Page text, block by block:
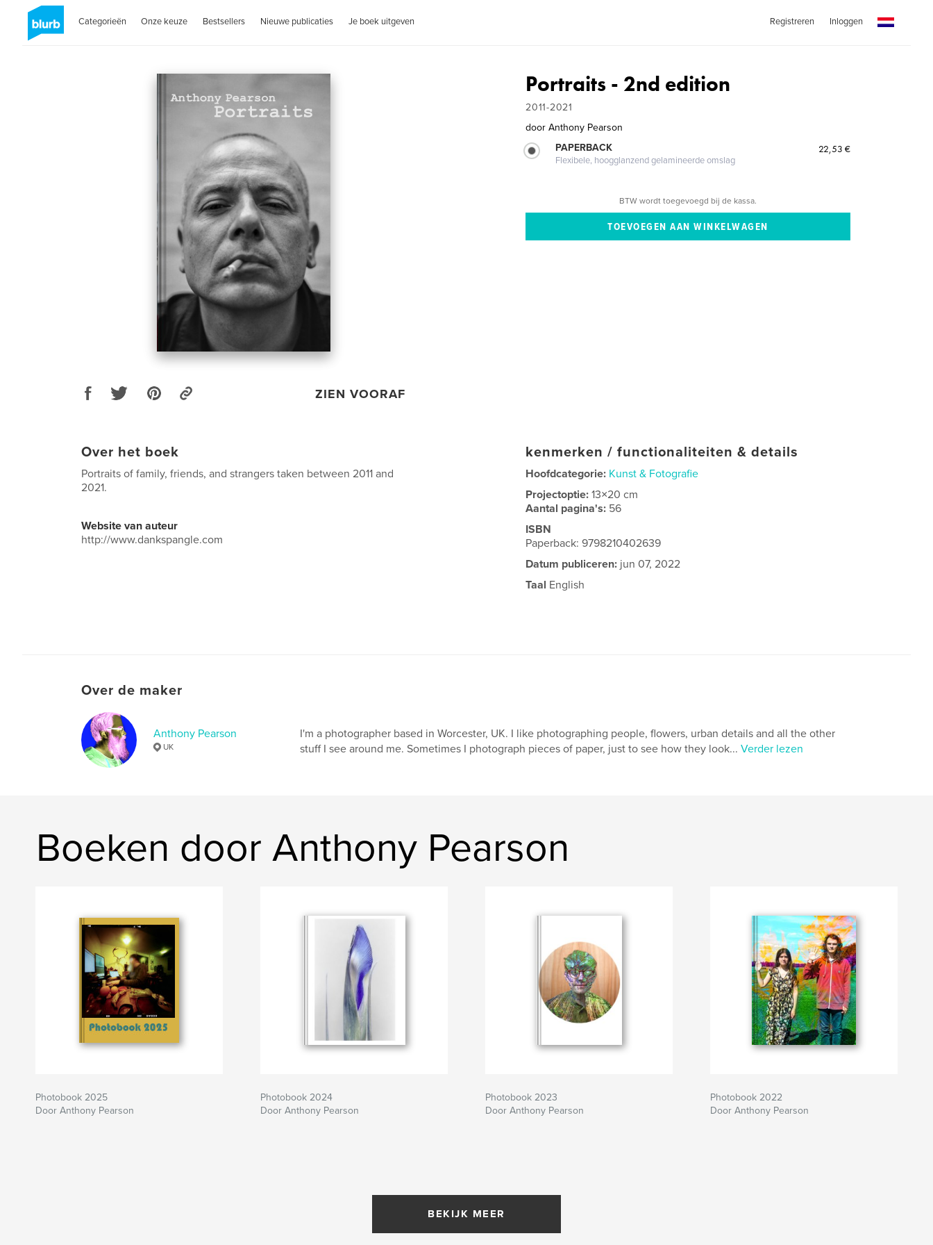
Categorieën Onze keuze Bestsellers Nieuwe publicaties Je boek uitgeven Registreren Inloggen
ZIEN VOORAF
Portraits - 2nd edition
2011-2021
door Anthony Pearson
PAPERBACK
Flexibele, hoogglanzend gelamineerde omslag
22,53 €
BTW wordt toegevoegd bij de kassa.
Over het boek
Portraits of family, friends, and strangers taken between 2011 and
2021.
Website van auteur
http://www.dankspangle.com
kenmerken / functionaliteiten & details
Hoofdcategorie: Kunst & Fotografie
Projectoptie:13×20 cm
Aantal pagina's: 56
ISBN
Paperback: 9798210402639
Datum publiceren: jun 07, 2022
Taal English
Over de maker
Anthony Pearson
UK
I'm a photographer based in Worcester, UK. I like photographing people, flowers, urban details and all the other
stuff I see around me. Sometimes I photograph pieces of paper, just to see how they look... Verder lezen
Boeken door Anthony Pearson
Photobook 2025
Door Anthony Pearson
Photobook 2024
Door Anthony Pearson
Photobook 2023
Door Anthony Pearson
Photobook 2022
Door Anthony Pearson
BEKIJK MEER